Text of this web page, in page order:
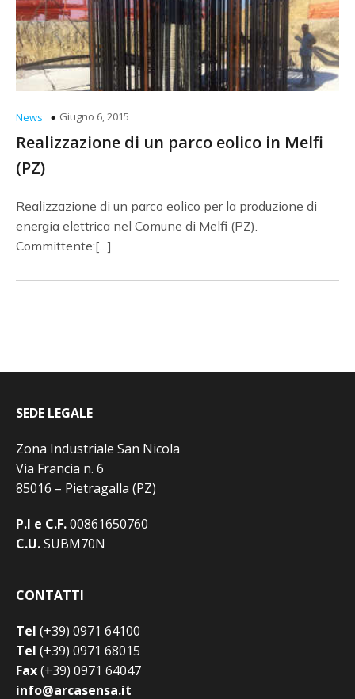
News Giugno 6, 2015
Realizzazione di un parco eolico in Melfi
(PZ)
Realizzazione di un parco eolico per la produzione di
energia elettrica nel Comune di Melfi (PZ).
Committente:[…]
SEDE LEGALE
Zona Industriale San Nicola
Via Francia n. 6
85016 – Pietragalla (PZ)
P.I e C.F.00861650760
C.U.SUBM70N
CONTATTI
Tel (+39) 0971 64100
Tel (+39) 0971 68015
Fax(+39) 0971 64047
info@arcasensa.it